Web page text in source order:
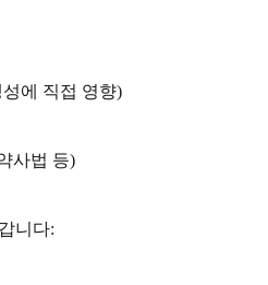
에 직접 영향)
사법 등)
니다: